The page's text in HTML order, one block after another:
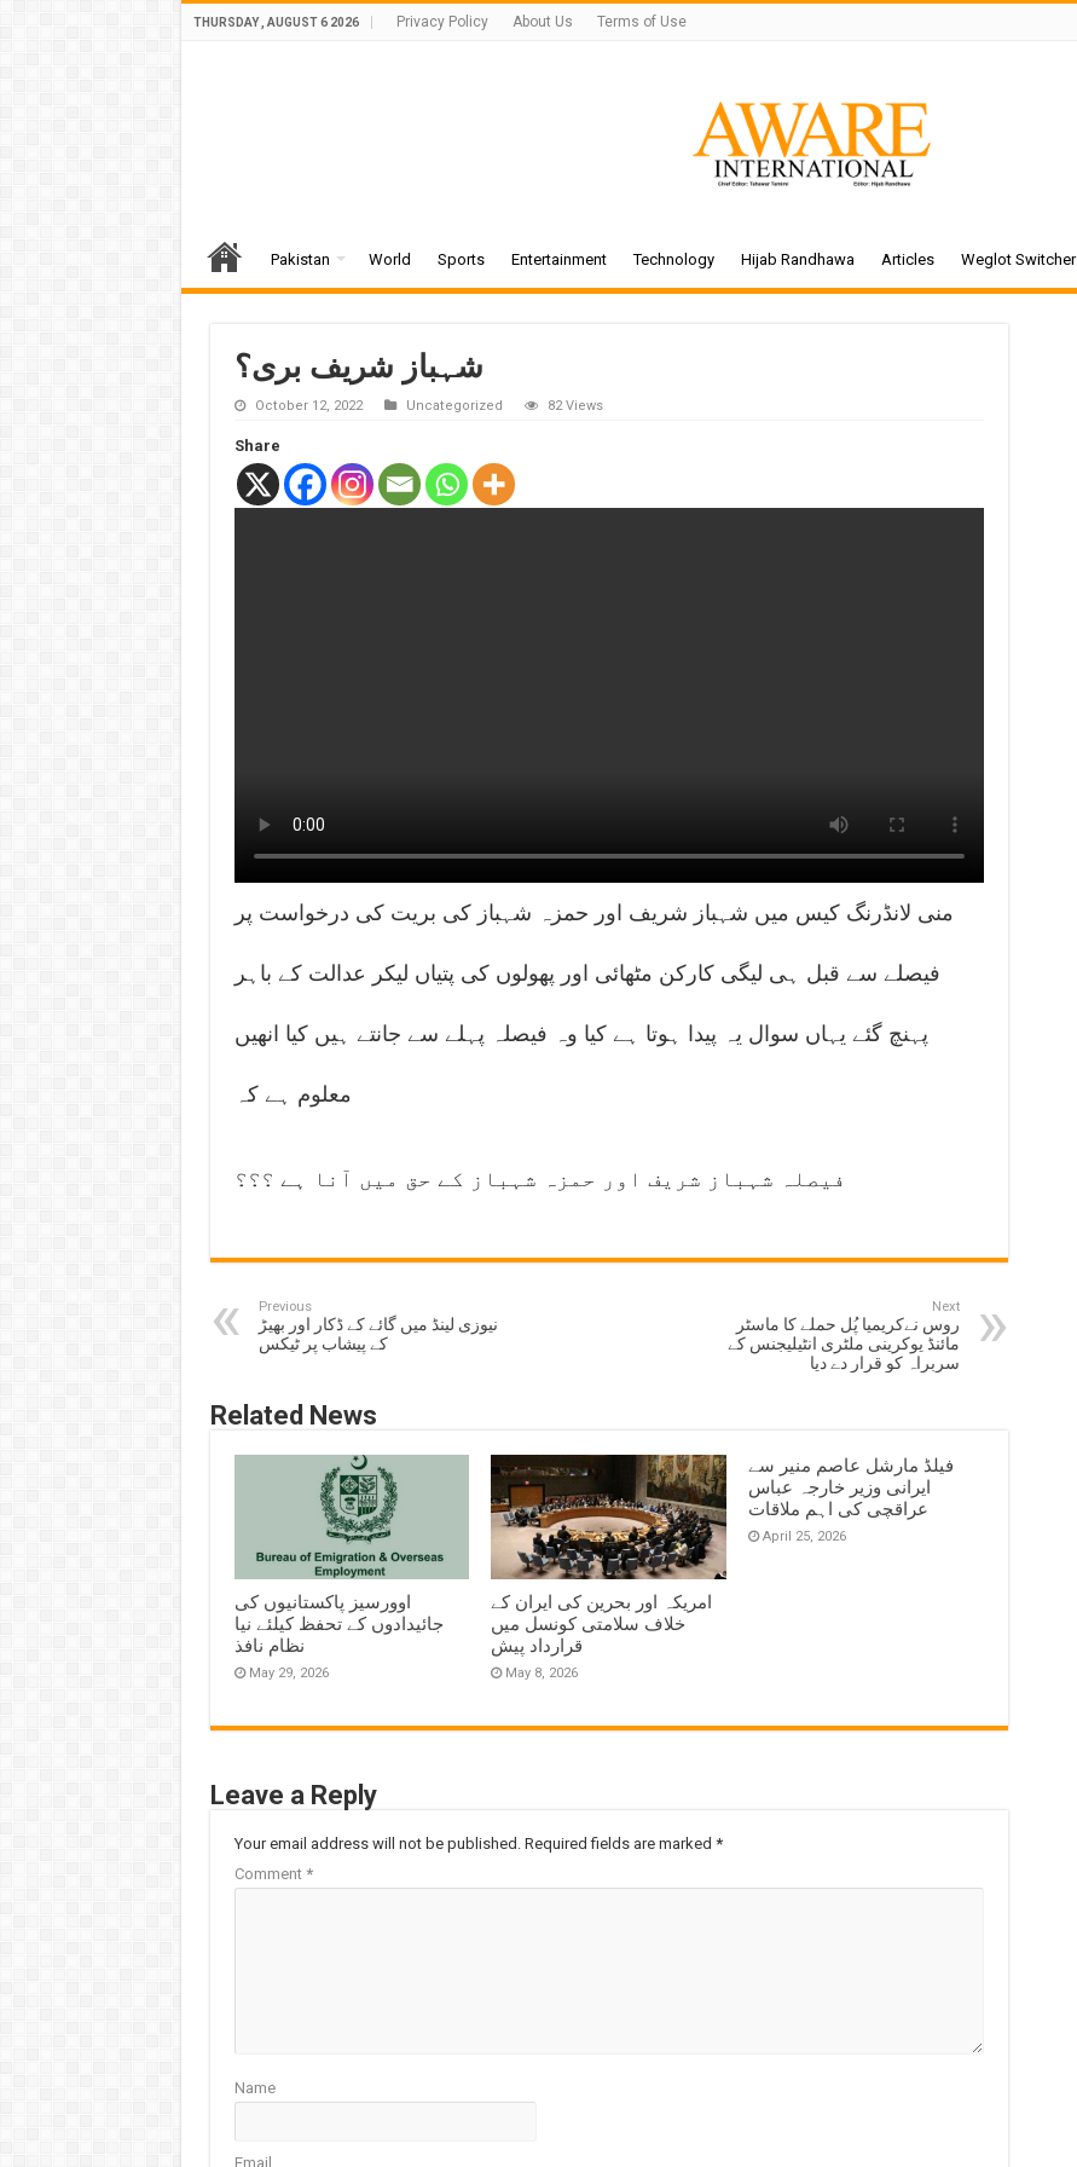
THURSDAY , AUGUST 6 2026 Privacy Policy About Us Terms of Use
Pakistan World Sports Entertainment Technology Hijab Randhawa Articles Weglot Switcher
شہباز شریف بری؟
October 12, 2022 Uncategorized 82 Views
Share
منی لانڈرنگ کیس میں شہباز شریف اور حمزہ شہباز کی بریت کی درخواست پر
فیصلے سے قبل ہی لیگی کارکن مٹھائی اور پھولوں کی پتیاں لیکر عدالت کے باہر
پہنچ گئے یہاں سوال یہ پیدا ہوتا ہے کیا وہ فیصلہ پہلے سے جانتے ہیں کیا انھیں
معلوم ہے کہ
فیصلہ شہباز شریف اور حمزہ شہباز کے حق میں آنا ہے ؟؟؟
Previous
نیوزی لینڈ میں گائے کے ڈکار اور بھیڑ
کے پیشاب پر ٹیکس
Next
روس نےکریمیا پُل حملے کا ماسٹر
مائنڈ یوکرینی ملٹری انٹیلیجنس کے
سربراہ کو قرار دے دیا
Related News
اوورسیز پاکستانیوں کی
جائیدادوں کے تحفظ کیلئے نیا
نظام نافذ
May 29, 2026
امریکہ اور بحرین کی ایران کے
خلاف سلامتی کونسل میں
قرارداد پیش
May 8, 2026
فیلڈ مارشل عاصم منیر سے
ایرانی وزیر خارجہ عباس
عراقچی کی اہم ملاقات
April 25, 2026
Leave a Reply
Your email address will not be published. Required fields are marked *
Comment *
Name
Email